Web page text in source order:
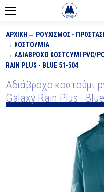
ΑΡΧΙΚΉ ΡΟΥΧΙΣΜΌΣ -
ΚΟΣΤΟΎΜΙΑ
ΑΔΙΆΒΡΟΧΟ ΚΟΣΤΟΎΜΙ PVC/
RAIN PLUS - BLUE 51-504
Αδιάβροχο κοστούμι
Galaxy Rain Plus -